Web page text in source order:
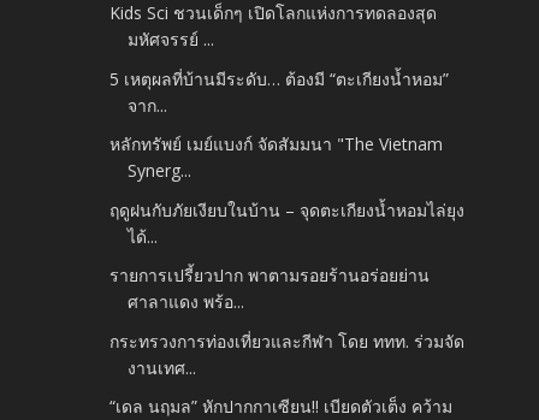
Kids Sci ชวนเด็กๆ เปิดโลกแห่งการทดลองสุด
มหัศจรรย์ ...
5 เหตุผลที่บ้านมีระดับ… ต้องมี “ตะเกียงน้ำหอม”
จาก...
หลักทรัพย์ เมย์แบงก์ จัดสัมมนา "The Vietnam
Synerg...
ฤดูฝนกับภัยเงียบในบ้าน – จุดตะเกียงน้ำหอมไล่ยุง
ได้...
รายการเปรี้ยวปาก พาตามรอยร้านอร่อยย่าน
ศาลาแดง พร้อ...
กระทรวงการท่องเที่ยวและกีฬา โดย ททท. ร่วมจัด
งานเทศ...
“เดล นฤมล” หักปากกาเซียน!! เบียดตัวเต็ง คว้าม